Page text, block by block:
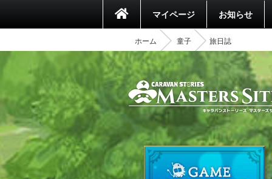
マイページ お知らせ
ホーム 童子 旅日誌